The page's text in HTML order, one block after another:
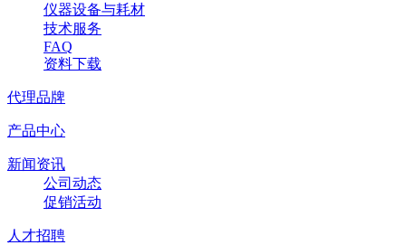
仪器设备与耗材
技术服务
FAQ
资料下载
代理品牌
产品中心
新闻资讯
公司动态
促销活动
人才招聘